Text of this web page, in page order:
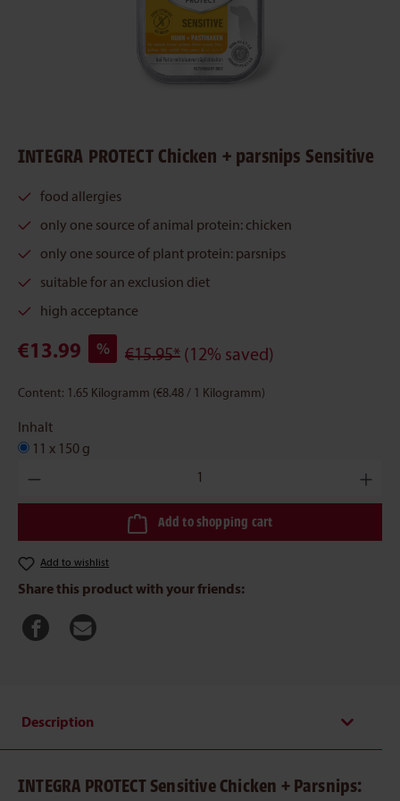
INTEGRA PROTECT Chicken + parsnips Sensitive
food allergies
only one source of animal protein: chicken
only one source of plant protein: parsnips
suitable for an exclusion diet
high acceptance
€13.99 % €15.95* (12% saved)
Content: 1.65 Kilogramm (€8.48 / 1 Kilogramm)
Inhalt
11 x 150 g
Product Quantity: Enter the desired amount or use the buttons
Add to shopping cart
Add to wishlist
Share this product with your friends:
Description
INTEGRA PROTECT Sensitive Chicken + Parsnips: